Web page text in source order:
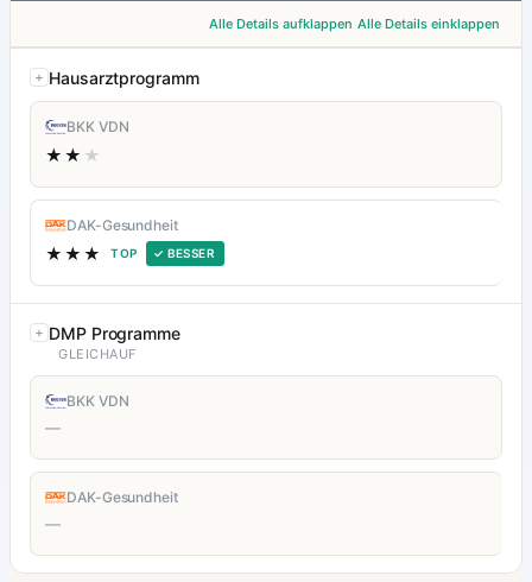
Alle Details aufklappen Alle Details einklappen
Hausarztprogramm
BKK VDN
★★ ★
DAK-Gesundheit
★★★ TOP ✓ BESSER
DMP Programme
GLEICHAUF
BKK VDN
—
DAK-Gesundheit
—